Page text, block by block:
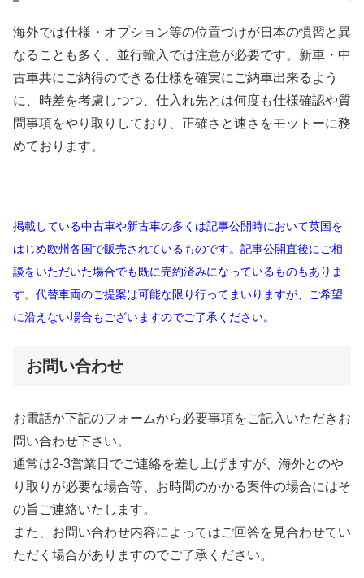
海外では仕様・オプション等の位置づけが日本の慣習と異
なることも多く、並行輸入では注意が必要です。新車・中
古車共にご納得のできる仕様を確実にご納車出来るよう
に、時差を考慮しつつ、仕入れ先とは何度も仕様確認や質
問事項をやり取りしており、正確さと速さをモットーに務
めております。
掲載している中古車や新古車の多くは記事公開時において英国を
はじめ欧州各国で販売されているものです。記事公開直後にご相
談をいただいた場合でも既に売約済みになっているものもありま
す。代替車両のご提案は可能な限り行ってまいりますが、ご希望
に沿えない場合もございますのでご了承ください。
お問い合わせ
お電話か下記のフォームから必要事項をご記入いただきお
問い合わせ下さい。
通常は2-3営業日でご連絡を差し上げますが、海外とのや
り取りが必要な場合等、お時間のかかる案件の場合にはそ
の旨ご連絡いたします。
また、お問い合わせ内容によってはご回答を見合わせてい
ただく場合がありますのでご了承ください。